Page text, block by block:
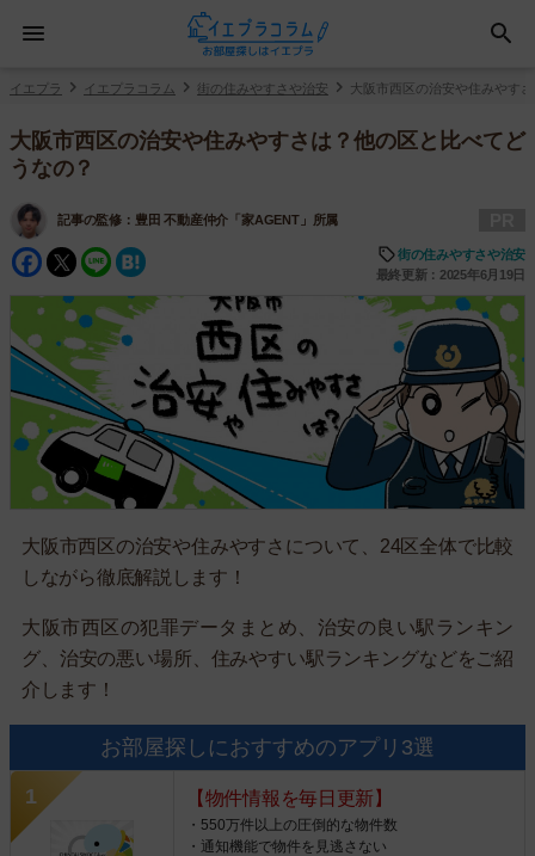
イエプラ イエプラコラム 街の住みやすさや治安 大阪市西区の治安や住みやす
大阪市西区の治安や住みやすさは？他の区と比べてど
うなの？
記事の監修： 豊田 不動産仲介「家AGENT」所属
Facebook
Twitter
Line
街の住みやすさや治安
最終更新：2025年6月19日
大阪市西区の治安や住みやすさについて、24区全体で比較
しながら徹底解説します！
大阪市西区の犯罪データまとめ、治安の良い駅ランキン
グ、治安の悪い場所、住みやすい駅ランキングなどをご紹
介します！
お部屋探しにおすすめのアプリ3選
【物件情報を毎日更新】
・550万件以上の圧倒的な物件数
・通知機能で物件を見逃さない